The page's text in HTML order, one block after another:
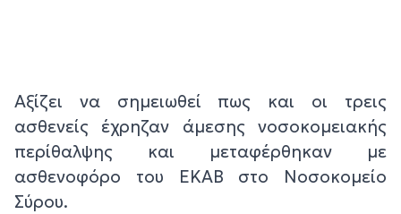
Αξίζει να σημειωθεί πως και οι τρεις
ασθενείς έχρηζαν άμεσης νοσοκομειακής
περίθαλψης και μεταφέρθηκαν με
ασθενοφόρο του ΕΚΑΒ στο Νοσοκομείο
Σύρου.